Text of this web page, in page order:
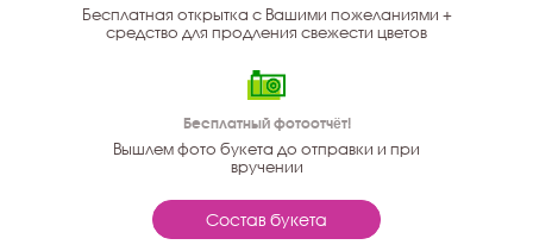
Бесплатная открытка с Вашими пожеланиями +
средство для продления свежести цветов
Бесплатный фотоотчёт!
Вышлем фото букета до отправки и при
вручении
Состав букета